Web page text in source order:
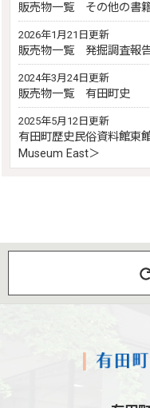
販売物一覧 その他の書
2026年1月21日更新
販売物一覧 発掘調査報
2024年3月24日更新
販売物一覧 有田町史
2025年5月12日更新
有田町歴史民俗資料館東
Museum East＞